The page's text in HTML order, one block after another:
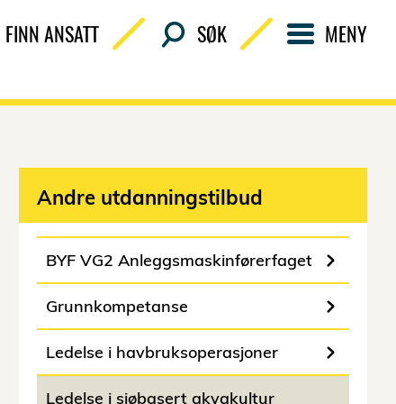
FINN ANSATT SØK MENY
Andre utdanningstilbud
BYF VG2 Anleggsmaskinførerfaget
Grunnkompetanse
Ledelse i havbruksoperasjoner
Ledelse i sjøbasert akvakultur